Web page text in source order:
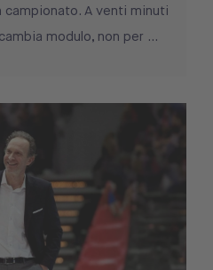
campionato. A venti minuti
modulo, non per ...